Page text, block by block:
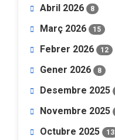
Abril 2026 8
Març 2026 15
Febrer 2026 12
Gener 2026 8
Desembre 2025
Novembre 2025
Octubre 2025 13